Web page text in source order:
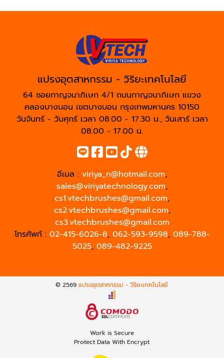
แปรงอุตสาหกรรม - วิริยะเทคโนโลยี
64 ซอยกาญจนาภิเษก 4/1 ถนนกาญจนาภิเษก แขวง
คลองบางบอน เขตบางบอน กรุงเทพมหานคร 10150
วันจันทร์ - วันศุกร์ เวลา 08.00 - 17.30 น., วันเสาร์ เวลา
08.00 - 17.00 น.
อีเมล : viriya_n@hotmail.com,
sales@viriyatechnology.com,
cs1.vtechbrushes@gmail.com,
cs2.vtechbrushes@gmail.com,
cs3.vtechbrushes@gmail.com
โทรศัพท์ : 02-415-6026-8, 062-593-9598, 089-788-
5025, 089-482-9225
© 2569แปรงอุตสาหกรรม - วิริยะเทคโนโลยี
Work is Secure
Protect Data With Encrypt